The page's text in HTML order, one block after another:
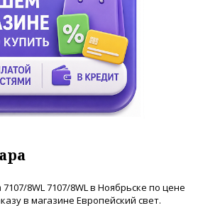
8WL 7107/8WL в Ноябрьске по цене
в магазине Европейский свет.